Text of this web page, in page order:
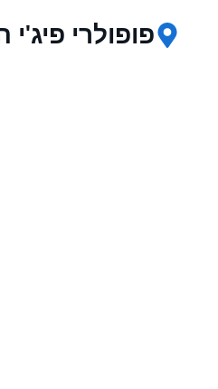
פופולרי